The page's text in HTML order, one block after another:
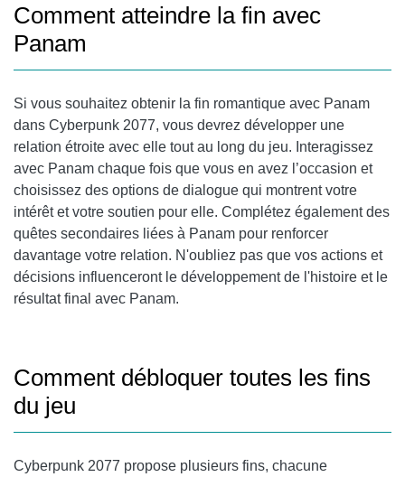
Comment atteindre la fin avec
Panam
Si vous souhaitez obtenir la fin romantique avec Panam
dans Cyberpunk 2077, vous devrez développer une
relation étroite avec elle tout au long du jeu. Interagissez
avec Panam chaque fois que vous en avez l’occasion et
choisissez des options de dialogue qui montrent votre
intérêt et votre soutien pour elle. Complétez également des
quêtes secondaires liées à Panam pour renforcer
davantage votre relation. N'oubliez pas que vos actions et
décisions influenceront le développement de l'histoire et le
résultat final avec Panam.
Comment débloquer toutes les fins
du jeu
Cyberpunk 2077 propose plusieurs fins, chacune